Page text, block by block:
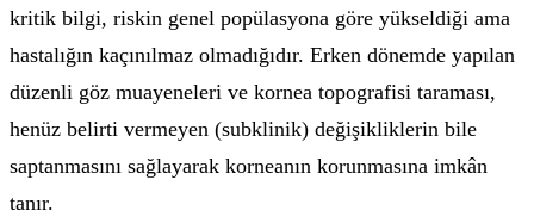
kritik bilgi, riskin genel popülasyona göre yükseldiği ama
hastalığın kaçınılmaz olmadığıdır. Erken dönemde yapılan
düzenli göz muayeneleri ve kornea topografisi taraması,
henüz belirti vermeyen (subklinik) değişikliklerin bile
saptanmasını sağlayarak korneanın korunmasına imkân
tanır.